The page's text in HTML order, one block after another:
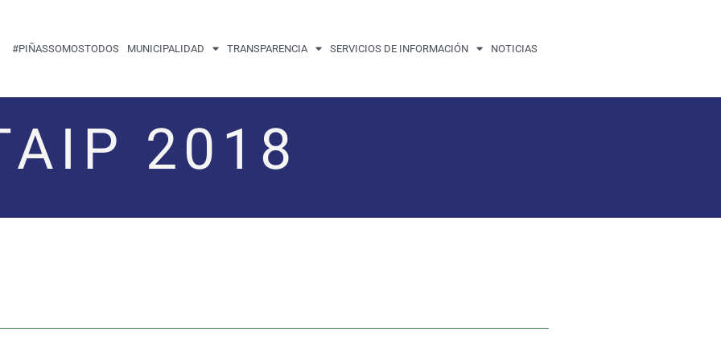
#PIÑASSOMOSTODOS MUNICIPALIDAD TRANSPARENCIA SERVICIOS DE INFORMACIÓN NOTICIAS
2018